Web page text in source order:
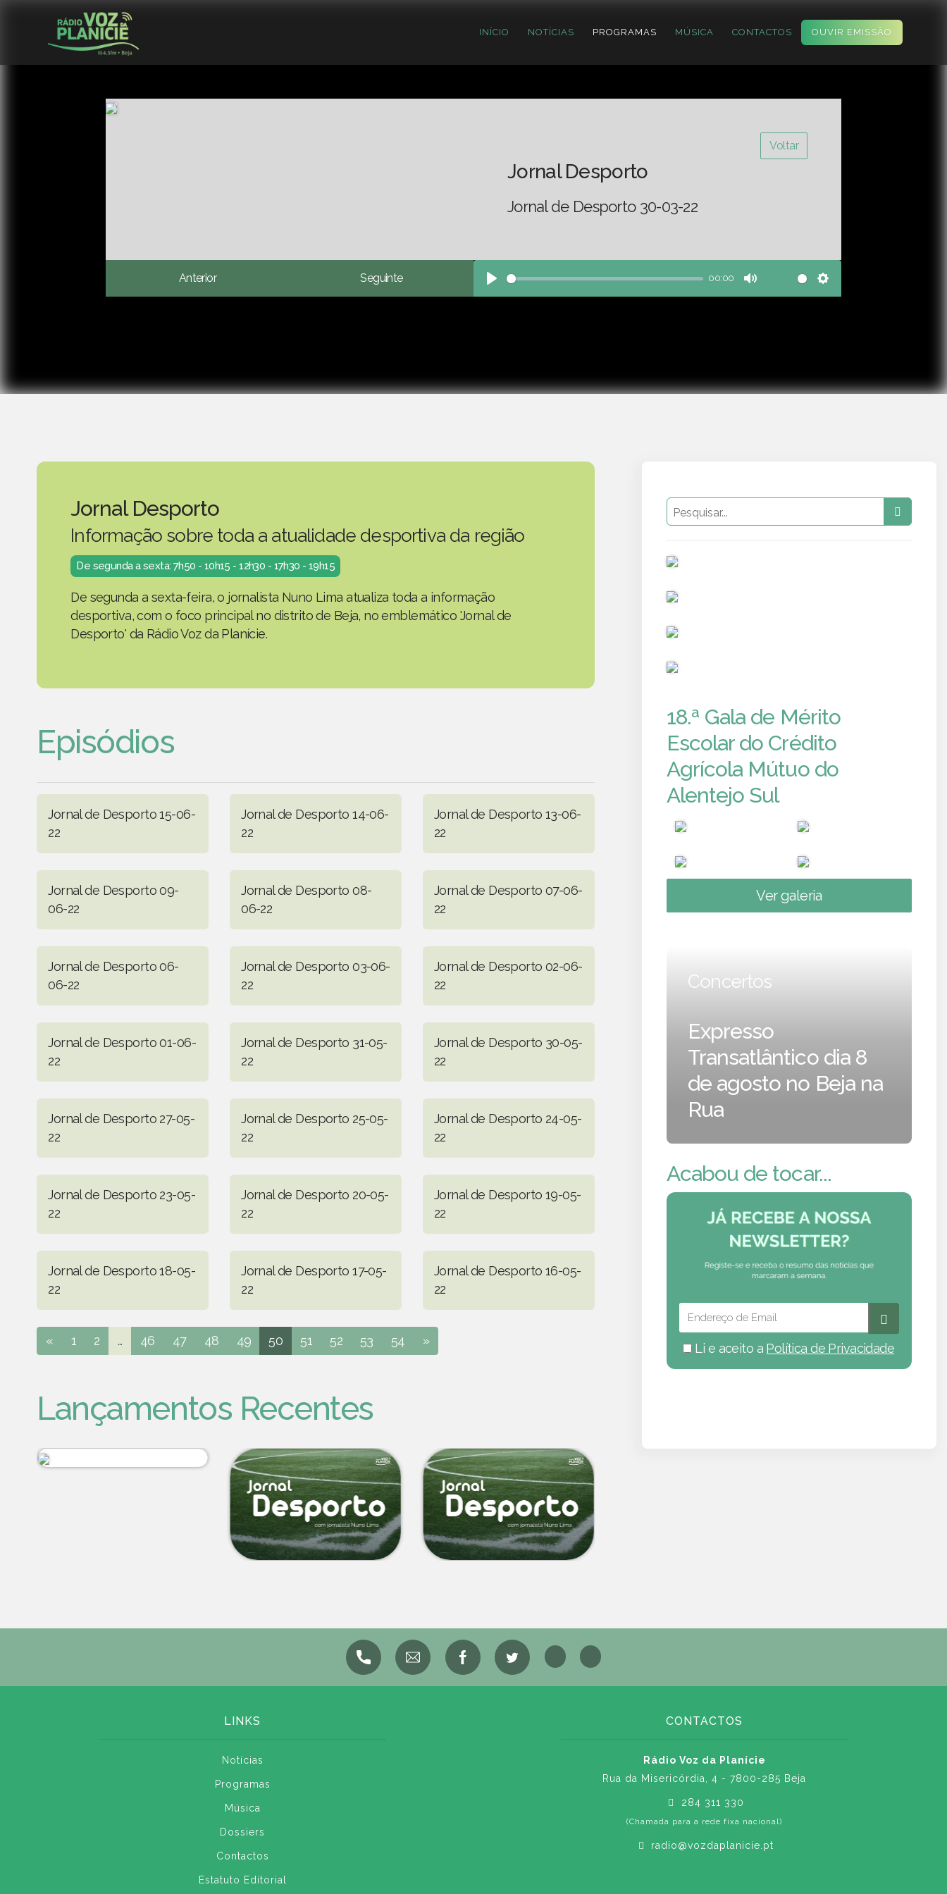
INÍCIO NOTÍCIAS PROGRAMAS MÚSICA CONTACTOS OUVIR EMISSÃO
Voltar
Jornal Desporto
Jornal de Desporto 30-03-22
Anterior Seguinte
Play
00:00
Mute Settings
Jornal Desporto
Informação sobre toda a atualidade desportiva da região
De segunda a sexta: 7h50 - 10h15 - 12h30 - 17h30 - 19h15
De segunda a sexta-feira, o jornalista Nuno Lima atualiza toda a informação
desportiva, com o foco principal no distrito de Beja, no emblemático 'Jornal de
Desporto' da Rádio Voz da Planície.
Episódios
Jornal de Desporto 15-06-
22
Jornal de Desporto 14-06-
22
Jornal de Desporto 13-06-
22
Jornal de Desporto 09-
06-22
Jornal de Desporto 08-
06-22
Jornal de Desporto 07-06-
22
Jornal de Desporto 06-
06-22
Jornal de Desporto 03-06-
22
Jornal de Desporto 02-06-
22
Jornal de Desporto 01-06-
22
Jornal de Desporto 31-05-
22
Jornal de Desporto 30-05-
22
Jornal de Desporto 27-05-
22
Jornal de Desporto 25-05-
22
Jornal de Desporto 24-05-
22
Jornal de Desporto 23-05-
22
Jornal de Desporto 20-05-
22
Jornal de Desporto 19-05-
22
Jornal de Desporto 18-05-
22
Jornal de Desporto 17-05-
22
Jornal de Desporto 16-05-
22
« 1 2 ... 46 47 48 49 50 51 52 53 54 »
Lançamentos Recentes
18.ª Gala de Mérito
Escolar do Crédito
Agrícola Mútuo do
Alentejo Sul
Ver galeria
Concertos
Expresso
Transatlântico dia 8
de agosto no Beja na
Rua
Acabou de tocar...
Li e aceito a Política de Privacidade
LINKS
Notícias
Programas
Música
Dossiers
Contactos
Estatuto Editorial
CONTACTOS
Rádio Voz da Planície
Rua da Misericórdia, 4 - 7800-285 Beja
284 311 330
(Chamada para a rede fixa nacional)
radio@vozdaplanicie.pt